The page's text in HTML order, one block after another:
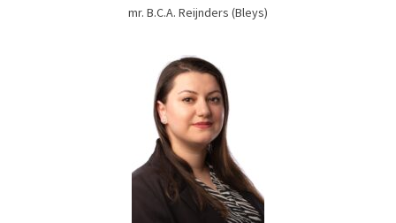
mr. B.C.A. Reijnders (Bleys)